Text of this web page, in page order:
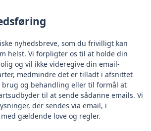
nyhedsbreve, som du frivilligt kan
helst. Vi forpligter os til at holde din
og vil ikke videregive din email-
medmindre det er tilladt i afsnittet
og behandling eller til formål at
til at sende sådanne emails. Vi
der sendes via email, i
gældende love og regler.